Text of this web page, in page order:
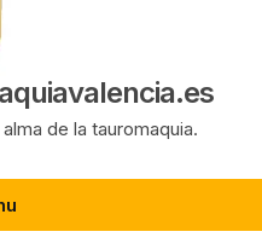
de la tauromaquia.